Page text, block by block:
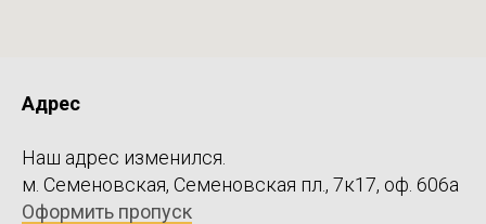
Адрес
Наш адрес изменился.
м. Семеновская, Семеновская пл., 7к17, оф. 606а
Оформить пропуск